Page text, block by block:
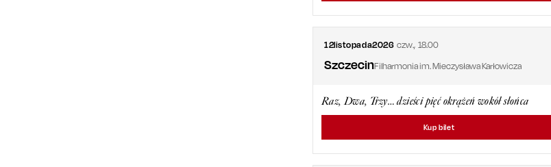
12listopada2026 czw.,18.00
SzczecinFilharmonia im. Mieczysława Karłowicza
Raz, Dwa, Trzy… dzieści pięć okrążeń wokół słońca
Kup bilet